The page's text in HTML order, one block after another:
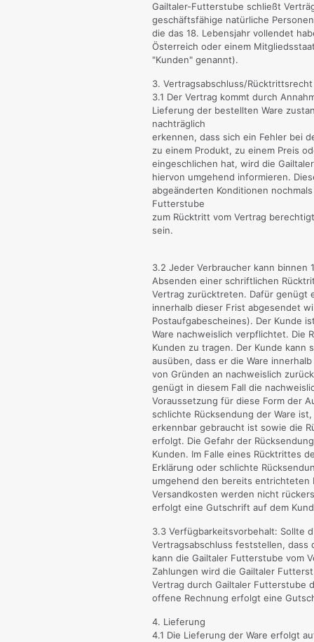
Gailtaler-Futterstube schließt
geschäftsfähige natürliche
die das 18. Lebensjahr vollendet
Österreich oder einem
"Kunden" genannt).
3. Vertragsabschluss/Rücktrittsrecht
3.1 Der Vertrag kommt durch
Lieferung der bestellten Ware
nachträglich
erkennen, dass sich ein Fehler bei
zu einem Produkt, zu einem Preis
eingeschlichen hat, wird die
hiervon umgehend informieren.
abgeänderten Konditionen
Futterstube
zum Rücktritt vom Vertrag
sein.
3.2 Jeder Verbraucher kann binnen
Absenden einer schriftlichen
Vertrag zurücktreten. Dafür genügt
innerhalb dieser Frist abgesendet
Postaufgabescheines). Der Kunde
Ware nachweislich verpflichtet. Die
Kunden zu tragen. Der Kunde kann
ausüben, dass er die Ware
von Gründen an nachweislich
genügt in diesem Fall die
Voraussetzung für diese Form der
schlichte Rücksendung der Ware
erkennbar gebraucht ist sowie die
erfolgt. Die Gefahr der
Kunden. Im Falle eines Rücktrittes
Erklärung oder schlichte
umgehend den bereits entrichteten
Versandkosten werden nicht
erfolgt eine Gutschrift auf dem
3.3 Verfügbarkeitsvorbehalt: Sollte
Vertragsabschluss feststellen,
kann die Gailtaler Futterstube vom
Zahlungen wird die Gailtaler
Vertrag durch Gailtaler Futterstube
offene Rechnung erfolgt eine
4. Lieferung
4.1 Die Lieferung der Ware erfolgt